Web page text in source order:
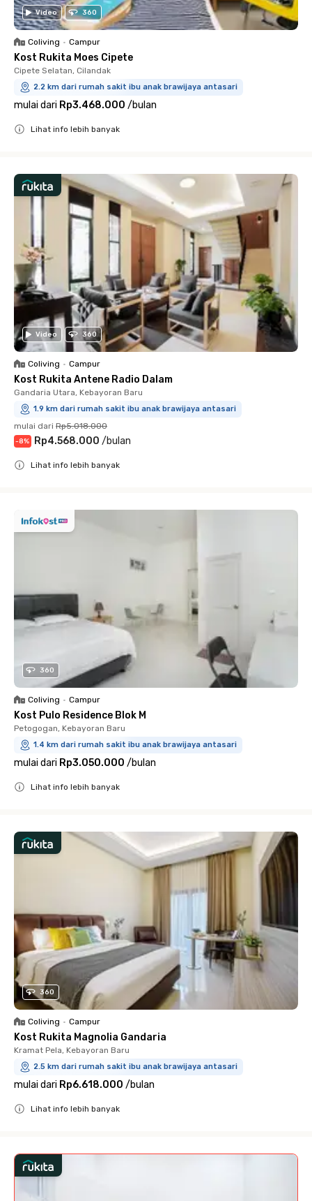
Video 360
Coliving • Campur
Kost Rukita Moes Cipete
Cipete Selatan, Cilandak
2.2 km dari rumah sakit ibu anak brawijaya antasari
mulai dari Rp3.468.000 /bulan
Lihat info lebih banyak
Video 360
Coliving • Campur
Kost Rukita Antene Radio Dalam
Gandaria Utara, Kebayoran Baru
1.9 km dari rumah sakit ibu anak brawijaya antasari
mulai dari Rp5.018.000
-8% Rp4.568.000 /bulan
Lihat info lebih banyak
360
Coliving • Campur
Kost Pulo Residence Blok M
Petogogan, Kebayoran Baru
1.4 km dari rumah sakit ibu anak brawijaya antasari
mulai dari Rp3.050.000 /bulan
Lihat info lebih banyak
360
Coliving • Campur
Kost Rukita Magnolia Gandaria
Kramat Pela, Kebayoran Baru
2.5 km dari rumah sakit ibu anak brawijaya antasari
mulai dari Rp6.618.000 /bulan
Lihat info lebih banyak